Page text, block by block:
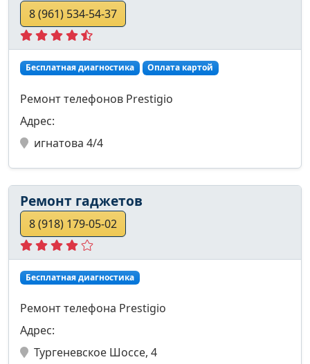
8 (961) 534-54-37
Бесплатная диагностика Оплата картой
Ремонт телефонов Prestigio
Адрес:
игнатова 4/4
Ремонт гаджетов
8 (918) 179-05-02
Бесплатная диагностика
Ремонт телефона Prestigio
Адрес:
Тургеневское Шоссе, 4